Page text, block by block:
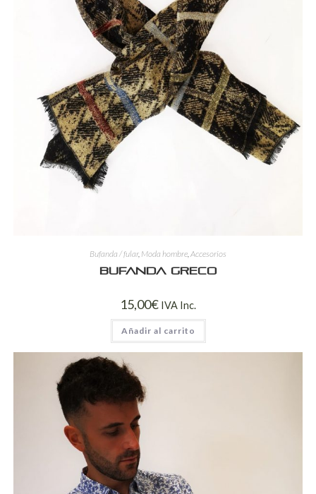
Bufanda / fular, Moda hombre,Accesorios
Bufanda Greco
15,00€ IVA Inc.
Añadir al carrito